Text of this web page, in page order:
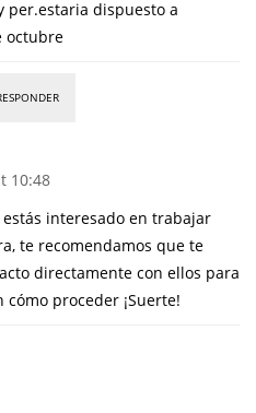
per.estaria dispuesto a
octubre
10:48
interesado en trabajar
te recomendamos que te
directamente con ellos para
proceder ¡Suerte!